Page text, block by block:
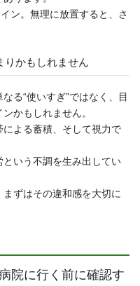
ン。無理に放置すると、さ
りかもしれません
る“使いすぎ”ではなく、目
かもしれません。
よる蓄積、そして視力で
いう不調を生み出してい
まずはその違和感を大切に
院に行く前に確認す